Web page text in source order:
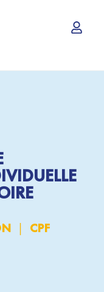
| CPF